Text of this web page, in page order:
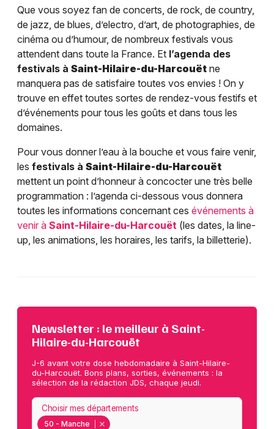
Que vous soyez fan de concerts, de rock, de country,
de jazz, de blues, d’electro, d’art, de photographies, de
cinéma ou d’humour, de nombreux festivals vous
attendent dans toute la France. Et l’agenda des
festivals à Saint-Hilaire-du-Harcouët ne
manquera pas de satisfaire toutes vos envies ! On y
trouve en effet toutes sortes de rendez-vous festifs et
d’événements pour tous les goûts et dans tous les
domaines.
Pour vous donner l’eau à la bouche et vous faire venir,
les festivals à Saint-Hilaire-du-Harcouët
mettent un point d’honneur à concocter une très belle
programmation : l’agenda ci-dessous vous donnera
toutes les informations concernant ces événements à
venir à Saint-Hilaire-du-Harcouët (les dates, la line-
up, les animations, les horaires, les tarifs, la billetterie).
Newsletter : le meilleur à Saint-
Hilaire-du-Harcouët
J-6 avant votre dose hebdomadaire à Saint-Hilaire-
du-Harcouët. Bons plans, sorties, événements : la
sélection de la rédaction JDS, chaque jeudi.
50 - Manche
Choisir mes départements